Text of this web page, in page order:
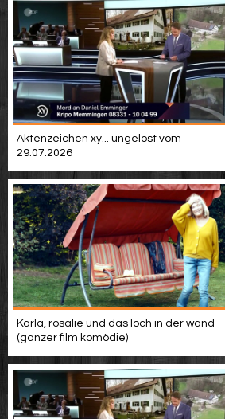
Aktenzeichen xy... ungelöst vom
29.07.2026
Karla, rosalie und das loch in der wand
(ganzer film komödie)